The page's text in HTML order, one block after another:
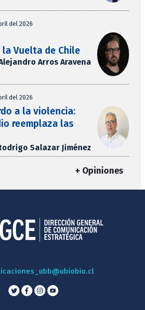
del 2026
la Vuelta de Chile
Arros Aravena
del 2026
a la violencia:
reemplaza las
Salazar Jiménez
+ Opiniones